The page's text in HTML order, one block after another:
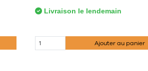
Livraison le lendemain
Ajouter au panier